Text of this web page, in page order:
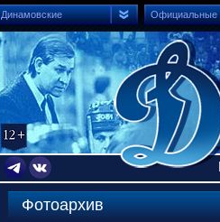
Динамовские Официальные
Фотоархив